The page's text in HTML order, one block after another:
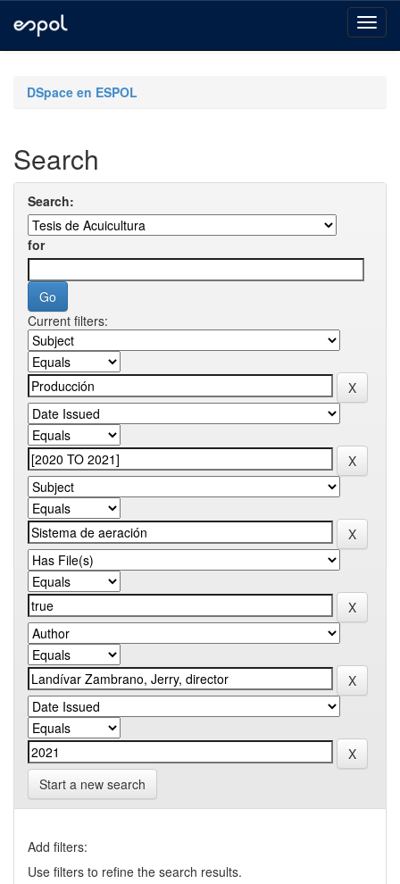
navigationDSpace en ESPOL
Search
Search:
for
Current filters:
Start a new search
Add filters:
Use filters to refine the search results.